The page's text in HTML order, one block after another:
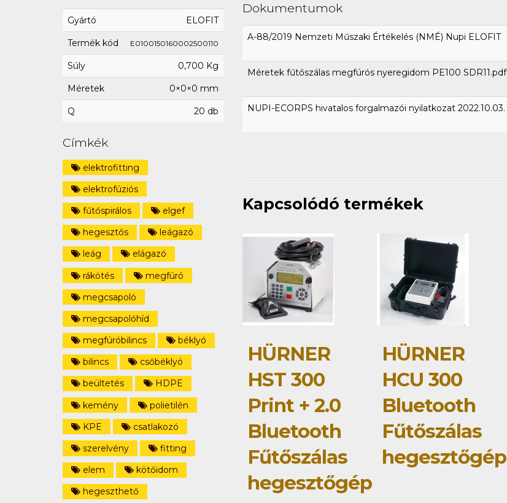
Dokumentumok
A-88/2019 Nemzeti Műszaki Értékelés (NMÉ) Nupi ELOFIT
Méretek fűtőszálas megfúrós nyeregidom PE100 SDR11.pdf
NUPI-ECORPS hivatalos forgalmazói nyilatkozat 2022.10.03.
Gyártó ELOFIT
Termék kód E0100150160002500110
Súly 0,700 Kg
Méretek 0×0×0 mm
Q 20 db
Címkék
elektrofitting
elektrofúziós
fűtőspirálos
elgef
hegesztős
leágazó
leág
elágazó
rákötés
megfúró
megcsapoló
megcsapolóhíd
megfúróbilincs
béklyó
bilincs
csőbéklyó
beültetés
HDPE
kemény
polietilén
KPE
csatlakozó
szerelvény
fitting
elem
kötőidom
hegeszthető
Kapcsolódó termékek
HÜRNER
HST 300
Print + 2.0
Bluetooth
Fűtőszálas
hegesztőgép
HÜRNER
HCU 300
Bluetooth
Fűtőszálas
hegesztőgép